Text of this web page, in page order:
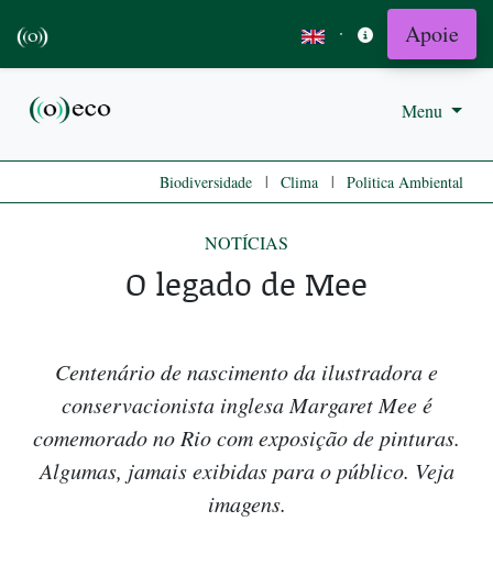
· Apoie
Menu
Biodiversidade | Clima | Politica Ambiental
NOTÍCIAS
O legado de Mee
Centenário de nascimento da ilustradora e
conservacionista inglesa Margaret Mee é
comemorado no Rio com exposição de pinturas.
Algumas, jamais exibidas para o público. Veja
imagens.